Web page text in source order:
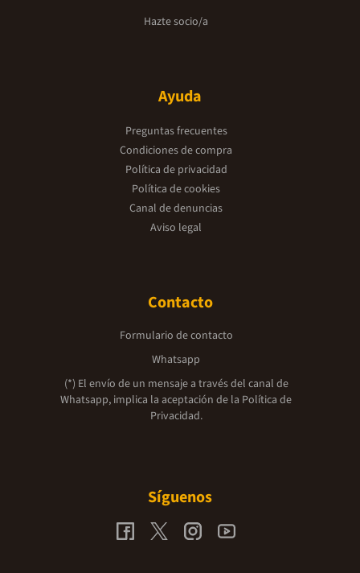
Hazte socio/a
Ayuda
Preguntas frecuentes
Condiciones de compra
Política de privacidad
Política de cookies
Canal de denuncias
Aviso legal
Contacto
Formulario de contacto
Whatsapp
(*) El envío de un mensaje a través del canal de
Whatsapp, implica la aceptación de la Política de
Privacidad.
Síguenos